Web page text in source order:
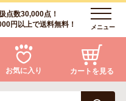
点数30,000点！
円以上で送料無料！
メニュー
お気に入り カートを見る